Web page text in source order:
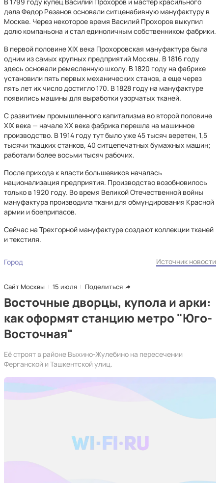
дела Федор Резанов основали ситценабивную мануфактуру в
Москве. Через некоторое время Василий Прохоров выкупил
долю компаньона и стал единоличным собственником фабрики.
В первой половине XIX века Прохоровская мануфактура была
одним из самых крупных предприятий Москвы. В 1816 году
здесь основали ремесленную школу. В 1820 году на фабрике
установили пять первых механических станов, а еще через
пять лет их число достигло 170. В 1828 году на мануфактуре
появились машины для выработки узорчатых тканей.
С развитием промышленного капитализма во второй половине
XIX века — начале XX века фабрика перешла на машинное
производство. В 1914 году тут было уже 45 тысяч веретен, 1,5
тысячи ткацких станков, 40 ситцепечатных бумажных машин;
работали более восьми тысяч рабочих.
После прихода к власти большевиков началась
национализация предприятия. Производство возобновилось
только в 1920 году. Во время Великой Отечественной войны
мануфактура производила ткани для обмундирования Красной
армии и боеприпасов.
Сейчас на Трехгорной мануфактуре создают коллекции тканей
и текстиля.
Город Источник новости
Сайт Москвы 15 июля Поделиться
Восточные дворцы, купола и арки:
как оформят станцию метро "Юго-
Восточная"
Её строят в районе Выхино-Жулебино на пересечении
Ферганской и Ташкентской улиц.